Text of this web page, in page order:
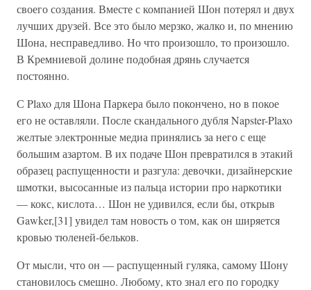
своего создания. Вместе с компанией Шон потерял и двух
лучших друзей. Все это было мерзко, жалко и, по мнению
Шона, несправедливо. Но что произошло, то произошло.
В Кремниевой долине подобная дрянь случается
постоянно.
С Plaxo для Шона Паркера было покончено, но в покое
его не оставляли. После скандального дубля Napster-Plaxo
желтые электронные медиа принялись за него с еще
большим азартом. В их подаче Шон превратился в этакий
образец распущенности и разгула: девочки, дизайнерские
шмотки, высосанные из пальца истории про наркотики
— кокс, кислота… Шон не удивился, если бы, открыв
Gawker,[31] увидел там новость о том, как он ширяется
кровью тюленей-бельков.
От мысли, что он — распущенный гуляка, самому Шону
становилось смешно. Любому, кто знал его по городку